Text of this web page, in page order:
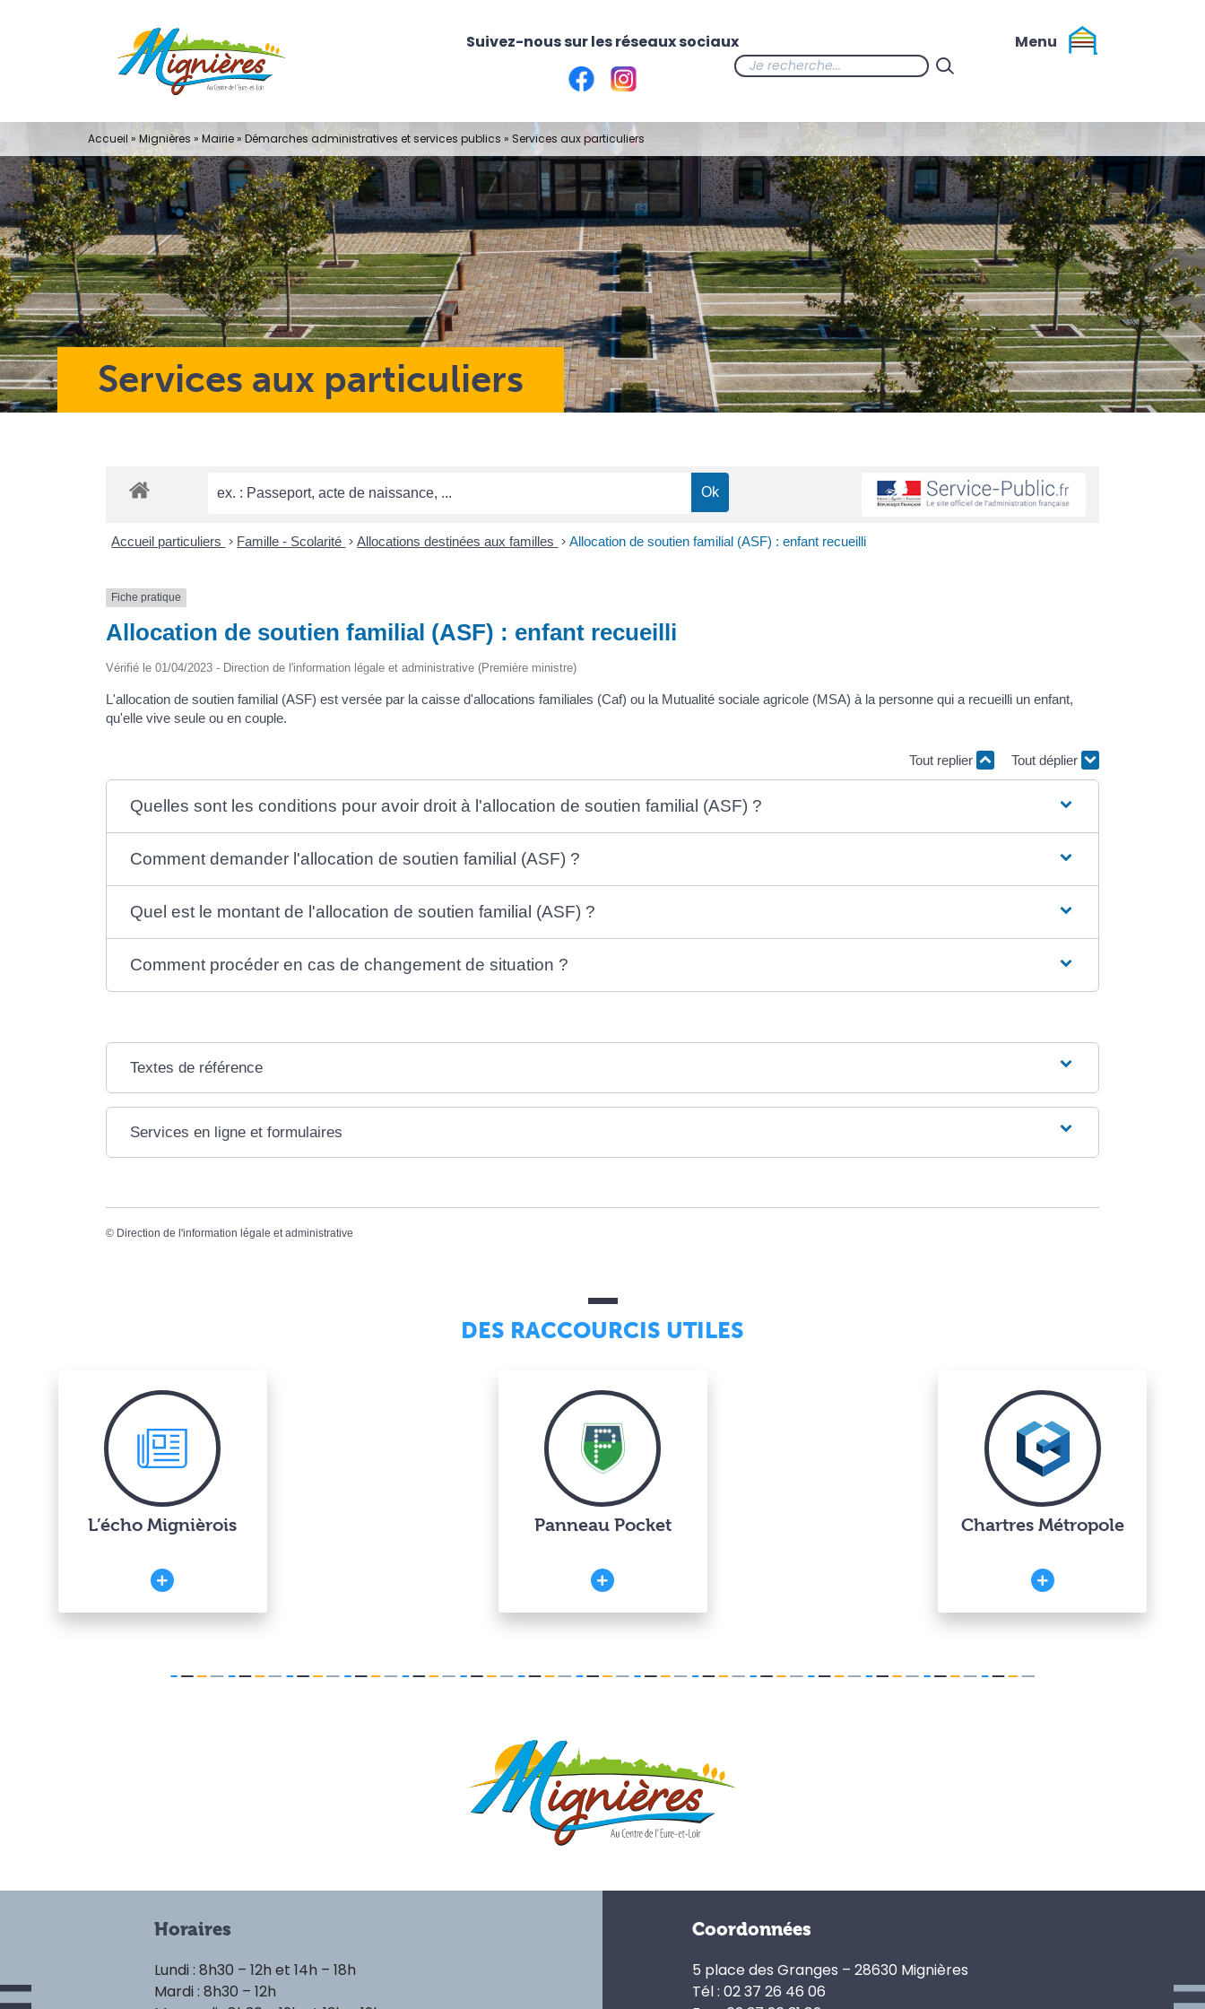
Services aux particuliers
Accueil » Mignières » Mairie» Démarches administratives et services publics » Services aux particuliers
Accueil particuliers > Famille - Scolarité > Allocations destinées aux familles > Allocation de soutien familial (ASF) : enfant recueilli
Fiche pratique
Allocation de soutien familial (ASF) : enfant recueilli
Vérifié le 01/04/2023 - Direction de l'information légale et administrative (Première ministre)
L'allocation de soutien familial (ASF) est versée par la caisse d'allocations familiales (Caf) ou la Mutualité sociale agricole (MSA) à la personne qui a recueilli un enfant,
qu'elle vive seule ou en couple.
Tout replier Tout déplier
Quelles sont les conditions pour avoir droit à l'allocation de soutien familial (ASF) ?
Comment demander l'allocation de soutien familial (ASF) ?
Quel est le montant de l'allocation de soutien familial (ASF) ?
Comment procéder en cas de changement de situation ?
Textes de référence
Services en ligne et formulaires
© Direction de l'information légale et administrative
DES RACCOURCIS UTILES
L’écho Mignièrois Panneau Pocket Chartres Métropole
Horaires
Lundi : 8h30 – 12h et 14h – 18h
Mardi : 8h30 – 12h
Coordonnées
5 place des Granges – 28630 Mignières
Tél : 02 37 26 46 06